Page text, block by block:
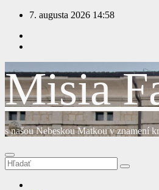
Prejsť
obsah
7. augusta 2026 14:58
Misia
s našou Nebeskou Matkou v znamení